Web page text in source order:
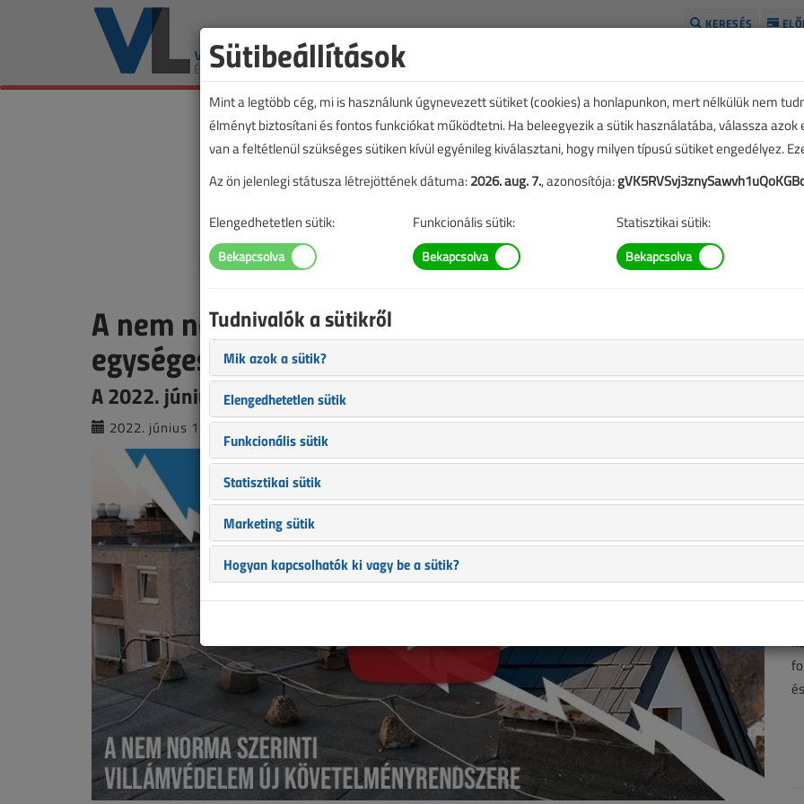
KERESÉS
A nem norma szerinti villámvédelem új,
egységesített követelményrendszere
A 2022. június 14-én megtartott szakmai előadás felvétele
2022. június 17. | VL online | 4500 |
Sütibeállítások
Mint a legtöbb cég, mi is használunk úgynevezett sütiket (cookies) a honlapunkon, mert nélkülük nem
élményt biztosítani és fontos funkciókat működtetni. Ha beleegyezik a sütik használatába, válassza azok
van a feltétlenül szükséges sütiken kívül egyénileg kiválasztani, hogy milyen típusú sütiket engedélyez.
Az ön jelenlegi státusza létrejöttének dátuma:2026. aug. 7., azonosítója:
Elengedhetetlen sütik: Funkcionális sütik: Statisztikai sütik:
Tudnivalók a sütikről
Mik azok a sütik?
Elengedhetetlen sütik
Funkcionális sütik
Statisztikai sütik
Marketing sütik
Hogyan kapcsolhatók ki vagy be a sütik?